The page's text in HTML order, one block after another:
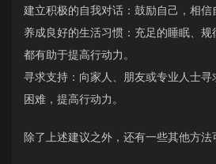
建立积极的自我对话：鼓励自己，相信
养成良好的生活习惯：充足的睡眠、
都有助于提高行动力。
寻求支持：向家人、朋友或专业人士
困难，提高行动力。
除了上述建议之外，还有一些其他方法